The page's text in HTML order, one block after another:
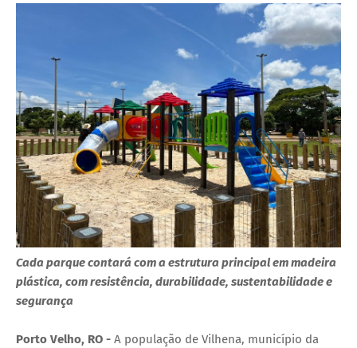
Cada parque contará com a estrutura principal em madeira
plástica, com resistência, durabilidade, sustentabilidade e
segurança
Porto Velho, RO - A população de Vilhena, município da